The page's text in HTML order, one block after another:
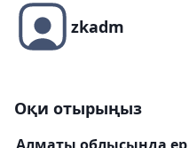
zkadm
Оқи отырыңыз